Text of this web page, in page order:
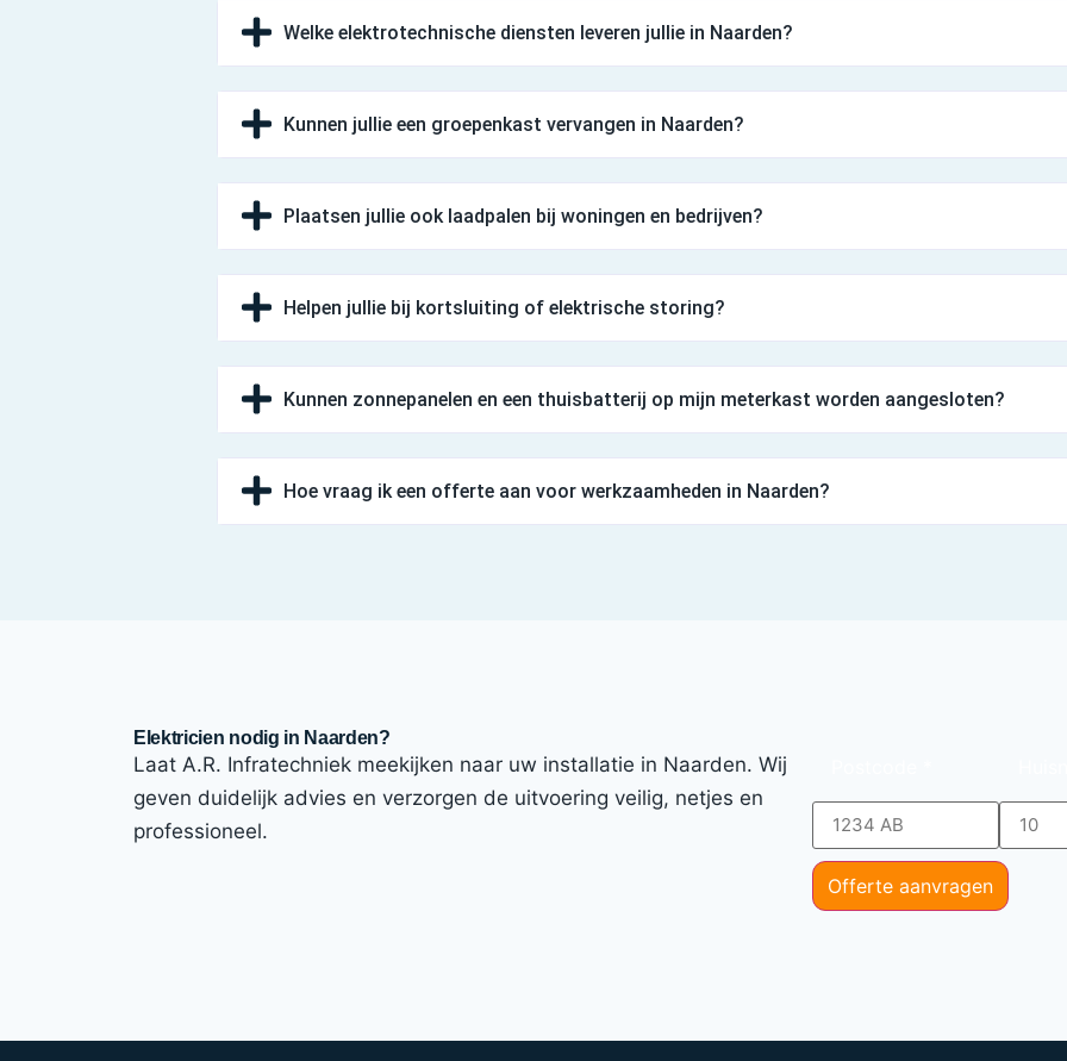
Welke elektrotechnische diensten leveren jullie in Naarden?
Kunnen jullie een groepenkast vervangen in Naarden?
Plaatsen jullie ook laadpalen bij woningen en bedrijven?
Helpen jullie bij kortsluiting of elektrische storing?
Kunnen zonnepanelen en een thuisbatterij op mijn meterkast worden aangesloten?
Hoe vraag ik een offerte aan voor werkzaamheden in Naarden?
Elektricien nodig in Naarden?
Laat A.R. Infratechniek meekijken naar uw installatie in Naarden. Wij
geven duidelijk advies en verzorgen de uitvoering veilig, netjes en
professioneel.
Offerte aanvragen